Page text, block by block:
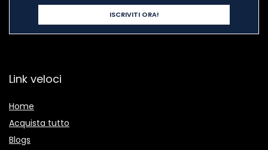
Link veloci
Home
Acquista tutto
Blogs